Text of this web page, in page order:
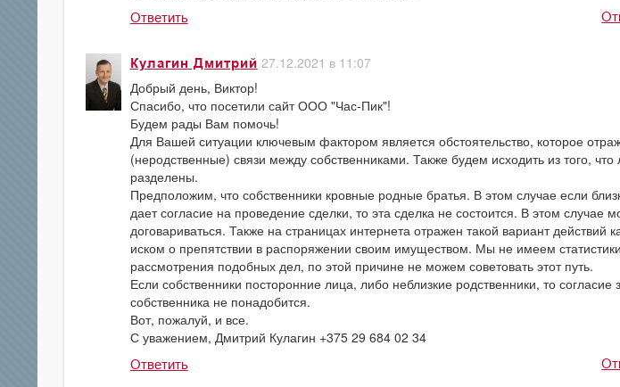
Ответить
Кулагин Дмитрий 27.12.2021 в 11:07
Добрый день, Виктор!
Спасибо, что посетили сайт ООО "Час-Пик"!
Будем рады Вам помочь!
Для Вашей ситуации ключевым фактором является обстоятельство, которое
(неродственные) связи между собственниками. Также будем исходить из того, что
разделены.
Предположим, что собственники кровные родные братья. В этом случае если
дает согласие на проведение сделки, то эта сделка не состоится. В этом случае
договариваться. Также на страницах интернета отражен такой вариант действий
иском о препятствии в распоряжении своим имуществом. Мы не имеем
рассмотрения подобных дел, по этой причине не можем советовать этот путь.
Если собственники посторонние лица, либо неблизкие родственники, то согласие
собственника не понадобится.
Вот, пожалуй, и все.
С уважением, Дмитрий Кулагин +375 29 684 02 34
Ответить